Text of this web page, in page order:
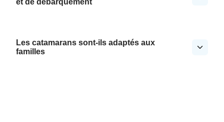
et de débarquement
Les catamarans sont-ils adaptés aux
familles